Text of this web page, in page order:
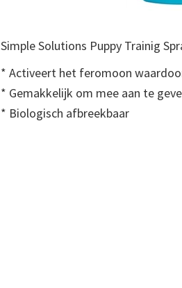
Simple Solutions Puppy Trainig
* Activeert het feromoon
* Gemakkelijk om mee aan te
* Biologisch afbreekbaar